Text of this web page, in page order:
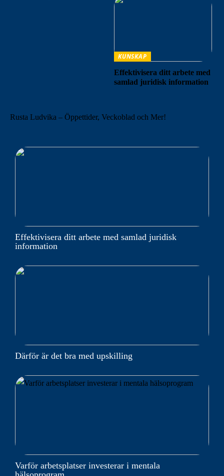
KUNSKAP
Effektivisera ditt arbete med
samlad juridisk information
Rusta Ludvika – Öppettider, Veckoblad och Mer!
Effektivisera ditt arbete med samlad juridisk
information
Därför är det bra med upskilling
Varför arbetsplatser investerar i mentala